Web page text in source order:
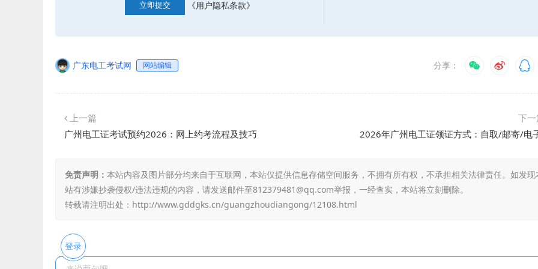
立即提交 《用户隐私条款》
广东电工考试网 网站编辑 分享：
上一篇
广州电工证考试预约2026：网上约考流程及技巧
下一
2026年广州电工证领证方式：自取/邮寄/电
免责声明： 本站内容及图片部分均来自于互联网，本站仅提供信息存储空间服务，不拥有所有权，不承担相关法律责任。如发现
站有涉嫌抄袭侵权/违法违规的内容，请发送邮件至812379481@qq.com举报，一经查实，本站将立刻删除。
转载请注明出处： http://www.gddgks.cn/guangzhoudiangong/12108.html
登录